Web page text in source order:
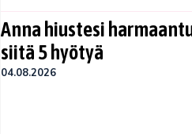
Anna hiustesi
siitä 5 hyötyä
04.08.2026